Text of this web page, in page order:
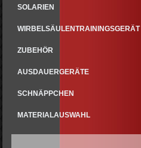
SOLARIEN
WIRBELSÄULENTRAININGSGERÄT
ZUBEHÖR
AUSDAUERGERÄTE
SCHNÄPPCHEN
MATERIALAUSWAHL